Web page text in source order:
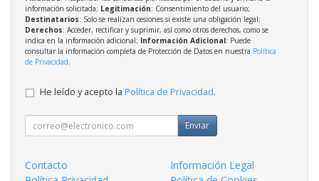
información solicitada; Legitimación: Consentimiento del usuario;
Destinatarios: Solo se realizan cesiones si existe una obligación legal;
Derechos: Acceder, rectificar y suprimir, así como otros derechos, como se
indica en la información adicional; Información Adicional: Puede
consultar la información completa de Protección de Datos en nuestra Política
de Privacidad.
He leído y acepto la Política de Privacidad.
Enviar
Contacto
Información Legal